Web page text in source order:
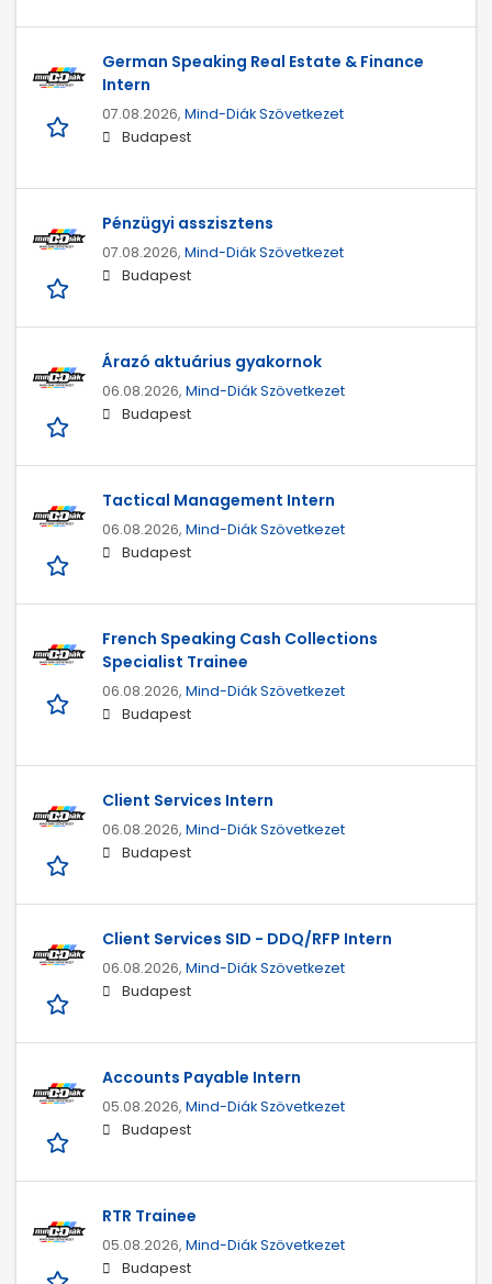
German Speaking Real Estate & Finance
Intern
07.08.2026, Mind-Diák Szövetkezet
Budapest
Pénzügyi asszisztens
07.08.2026, Mind-Diák Szövetkezet
Budapest
Árazó aktuárius gyakornok
06.08.2026, Mind-Diák Szövetkezet
Budapest
Tactical Management Intern
06.08.2026, Mind-Diák Szövetkezet
Budapest
French Speaking Cash Collections
Specialist Trainee
06.08.2026, Mind-Diák Szövetkezet
Budapest
Client Services Intern
06.08.2026, Mind-Diák Szövetkezet
Budapest
Client Services SID - DDQ/RFP Intern
06.08.2026, Mind-Diák Szövetkezet
Budapest
Accounts Payable Intern
05.08.2026, Mind-Diák Szövetkezet
Budapest
RTR Trainee
05.08.2026, Mind-Diák Szövetkezet
Budapest